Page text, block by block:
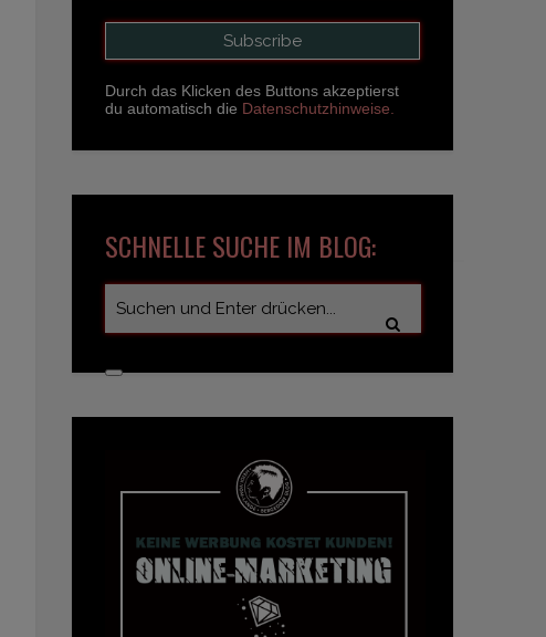
Durch das Klicken des Buttons akzeptierst
du automatisch die Datenschutzhinweise.
SCHNELLE SUCHE IM BLOG: